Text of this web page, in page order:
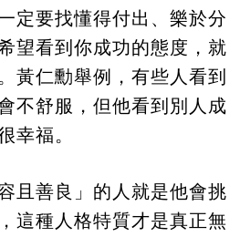
定要找懂得付出、樂於分
望看到你成功的態度，就
黃仁勳舉例，有些人看到
不舒服，但他看到別人成
幸福。
且善良」的人就是他會挑
這種人格特質才是真正無